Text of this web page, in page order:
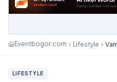
Eventbogor.com Lifestyle
LIFESTYLE